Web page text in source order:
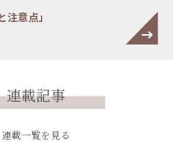
意点」
連載記事
連載一覧を見る